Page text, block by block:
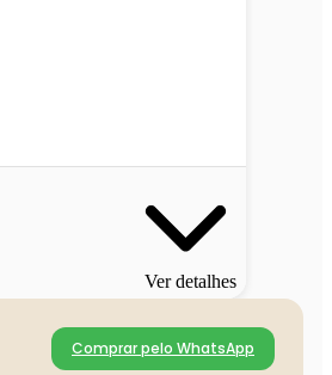
Ver detalhes
Comprar pelo WhatsApp